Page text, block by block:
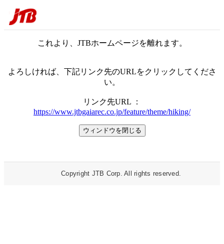
これより、JTBホームページを離れます。
よろしければ、下記リンク先のURLをクリックしてくださ
い。
リンク先URL ：
https://www.jtbgaiarec.co.jp/feature/theme/hiking/
Copyright JTB Corp. All rights reserved.